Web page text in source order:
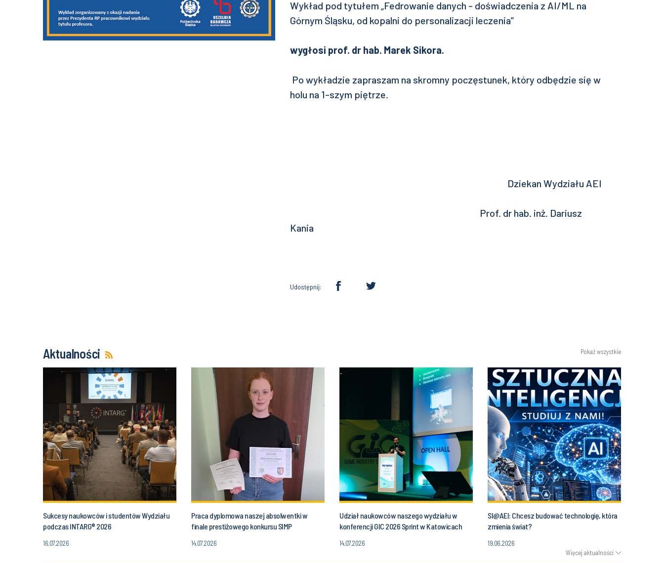
Wykład pod tytułem „Fedrowanie danych - doświadczenia z AI/ML na
Górnym Śląsku, od kopalni do personalizacji leczenia”
wygłosi prof. dr hab. Marek Sikora.
Po wykładzie zapraszam na skromny poczęstunek, który odbędzie się w
holu na 1-szym piętrze.
Dziekan Wydziału AEI
Prof. dr hab. inż. Dariusz
Kania
Udostępnij:
Aktualności Pokaż wszystkie
Sukcesy naukowców i studentów Wydziału
podczas INTARG® 2026
16.07.2026
Praca dyplomowa naszej absolwentki w
finale prestiżowego konkursu SIMP
14.07.2026
Udział naukowców naszego wydziału w
konferencji GIC 2026 Sprint w Katowicach
14.07.2026
SI@AEI: Chcesz budować technologię, która
zmienia świat?
19.06.2026
Więcej aktualności